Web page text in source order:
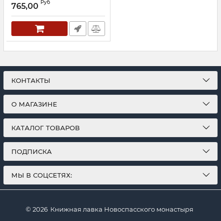
765,00 Руб
КОНТАКТЫ
О МАГАЗИНЕ
КАТАЛОГ ТОВАРОВ
ПОДПИСКА
МЫ В СОЦСЕТЯХ:
© 2026 Книжная лавка Новоспасского монастыря